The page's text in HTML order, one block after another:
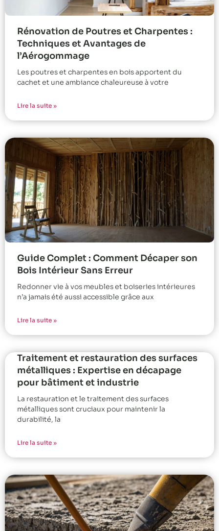
Rénovation de Poutres et Charpentes :
Techniques et Avantages de
l’Aérogommage
Les poutres et charpentes en bois apportent du
cachet et une ambiance chaleureuse à votre
Lire la suite »
Guide Complet : Comment Décaper son
Bois Intérieur Sans Erreur
Redonner vie à vos meubles et boiseries intérieures
n’a jamais été aussi accessible grâce aux
Lire la suite »
Traitement et restauration des surfaces
métalliques : Expertise en décapage
pour bâtiment et industrie
La restauration et le traitement des surfaces
métalliques sont cruciaux pour maintenir la
durabilité, la
Lire la suite »